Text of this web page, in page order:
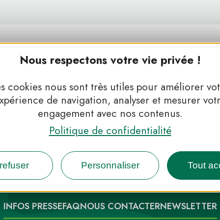
Nous respectons votre vie privée !
cookies nous sont très utiles pour améliorer
de navigation, analyser et mesurer
engagement avec nos contenus.
Politique de confidentialité
Personnaliser Tout
Parcs, de l’inspiration en
INFOS PRESSEFAQNOUS CONTACTERNEWSLETTER